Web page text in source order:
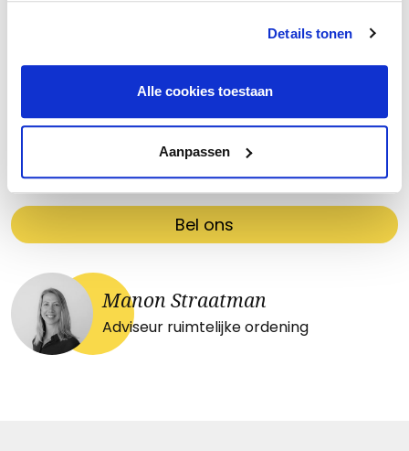
Details tonen
Alle cookies toestaan
Aanpassen
Contacteer de adviseur
Bel ons
Manon Straatman
Adviseur ruimtelijke ordening